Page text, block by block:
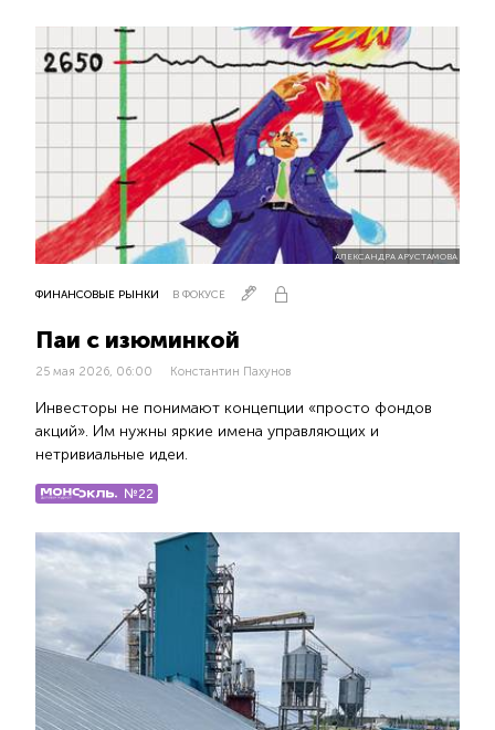
АЛЕКСАНДРА АРУСТАМОВА
ФИНАНСОВЫЕ РЫНКИ В ФОКУСЕ
Паи с изюминкой
25 мая 2026, 06:00 Константин Пахунов
Инвесторы не понимают концепции «просто фондов
акций». Им нужны яркие имена управляющих и
нетривиальные идеи.
№22